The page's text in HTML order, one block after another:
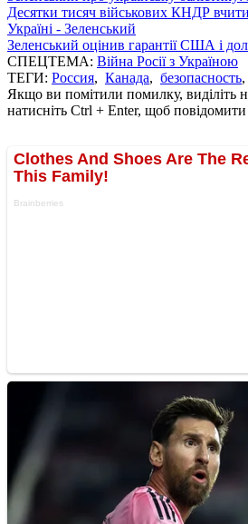
Десятки тисяч військових КНДР
Україні - Зеленський
Зеленський оцінив гарантії США і
СПЕЦТЕМА: Війна Росії з Україною
ТЕГИ: Россия, Канада, безопасность,
Якщо ви помітили помилку, виділіть
натисніть Ctrl + Enter, щоб